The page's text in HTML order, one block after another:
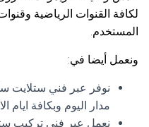
لكافة القنوات الرياضية
المستخدم.
ونعمل أيضا في:
نوفر عبر فني ستلايت
مدار اليوم وبكافة ايام
نعمل عبر فني تركيب